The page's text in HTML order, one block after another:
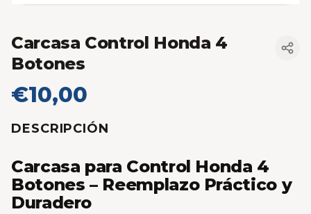
Carcasa Control Honda 4
Botones
€10,00
DESCRIPCIÓN
Carcasa para Control Honda 4
Botones – Reemplazo Práctico y
Duradero